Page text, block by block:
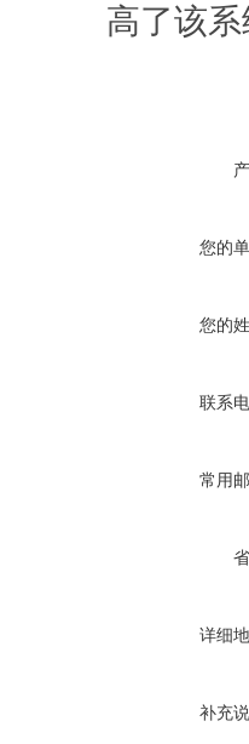
高了该
您的
您的
联系
常用
详细
补充